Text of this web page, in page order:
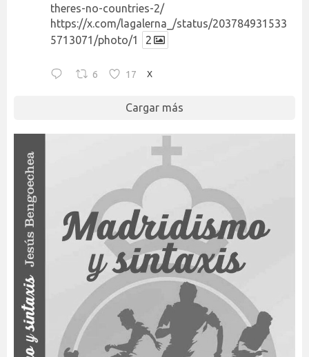
theres-no-countries-2/
https://x.com/lagalerna_/status/203784931533
5713071/photo/1
2
6 17 X
Cargar más